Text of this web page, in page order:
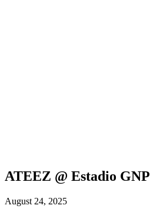
ATEEZ @ Estadio GNP
August 24, 2025